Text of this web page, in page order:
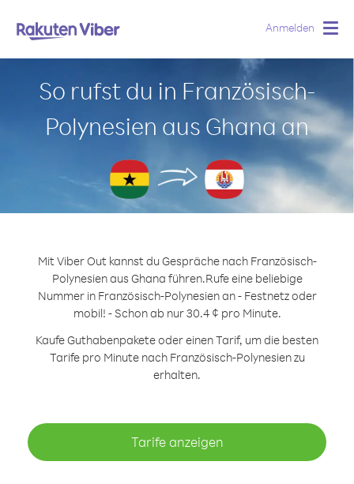
Anmelden
So rufst du in Französisch-
Polynesien aus Ghana an
Mit Viber Out kannst du Gespräche nach Französisch-
Polynesien aus Ghana führen.Rufe eine beliebige
Nummer in Französisch-Polynesien an - Festnetz oder
mobil! - Schon ab nur 30.4 ¢ pro Minute.
Kaufe Guthabenpakete oder einen Tarif, um die besten
Tarife pro Minute nach Französisch-Polynesien zu
erhalten.
Tarife anzeigen